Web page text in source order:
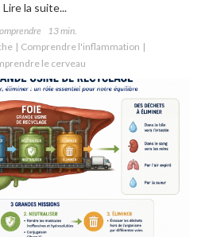
Lire la suite...
13 min.
Comprendre l'inflammation
le cerveau